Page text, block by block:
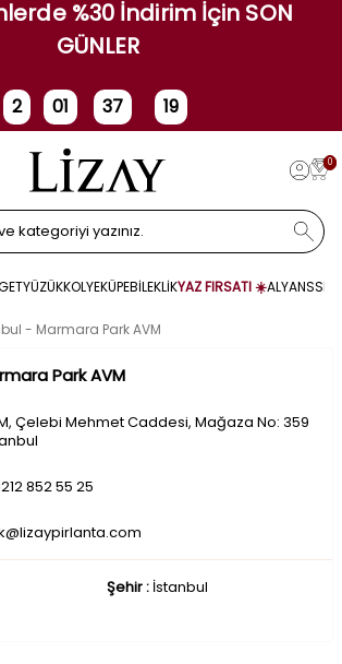
%30 İndirim İçin SON
GÜNLER
2
Gün
01
Saat
37 19
0
YÜZÜKKOLYEKÜPEBİLEKLİKYAZ FIRSATI ☀️ALYANS
- Marmara Park AVM
Park AVM
Çelebi Mehmet Caddesi, Mağaza No: 359
852 55 25
Şehir : İstanbul